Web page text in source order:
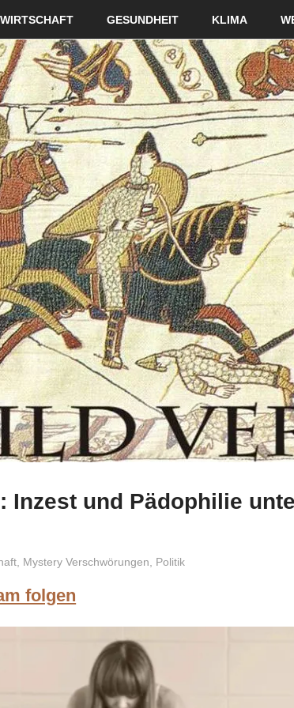
WIRTSCHAFT GESUNDHEIT KLIMA
Inzest und Pädophilie
, Mystery Verschwörungen Politik
folgen